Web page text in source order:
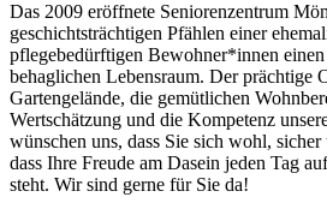
Das 2009 eröffnete Seniorenzentrum
geschichtsträchtigen Pfählen einer
pflegebedürftigen Bewohner*innen
behaglichen Lebensraum. Der prächtige
Gartengelände, die gemütlichen
Wertschätzung und die Kompetenz
wünschen uns, dass Sie sich wohl,
dass Ihre Freude am Dasein jeden Tag
steht. Wir sind gerne für Sie da!